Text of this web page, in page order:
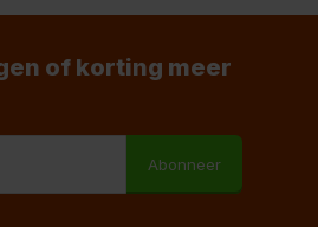
of korting meer
Abonneer